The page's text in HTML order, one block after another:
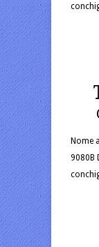
Nome
9080B